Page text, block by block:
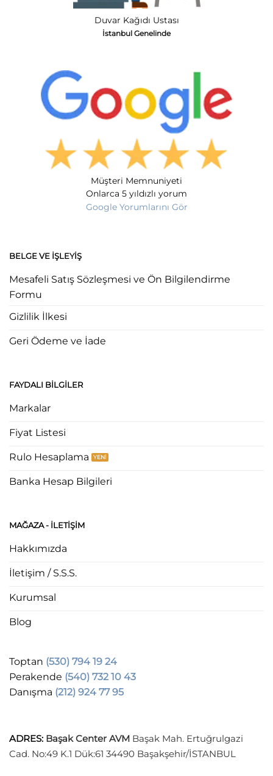
Duvar Kağıdı Ustası
İstanbul Genelinde
Müşteri Memnuniyeti
Onlarca 5 yıldızlı yorum
Google Yorumlarını Gör
BELGE VE İŞLEYIŞ
Mesafeli Satış Sözleşmesi ve Ön Bilgilendirme
Formu
Gizlilik İlkesi
Geri Ödeme ve İade
FAYDALI BILGILER
Markalar
Fiyat Listesi
Rulo Hesaplama
Banka Hesap Bilgileri
MAĞAZA - ILETIŞIM
Hakkımızda
İletişim / S.S.S.
Kurumsal
Blog
Toptan (530) 794 19 24
Perakende (540) 732 10 43
Danışma (212) 924 77 95
ADRES: Başak Center AVM Başak Mah. Ertuğrulgazi
Cad. No:49 K.1 Dük:61 34490 Başakşehir/İSTANBUL